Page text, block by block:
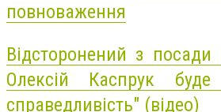
повноваження
Відсторонений з посади
Олексій Каспрук
справедливість" (відео)